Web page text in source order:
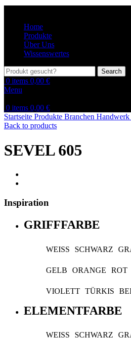
Home
Produkte
Über Uns
Wissenswertes
Search
0 items 0,00 €
Menu
0 items 0,00 €
Startseite Produkte Branchen Handwerk
Back to products
SEVEL 605
Inspiration
GRIFFFARBE
WEISS SCHWARZ
GELB ORANGE ROT
VIOLETT TÜRKIS
ELEMENTFARBE
WEISS SCHWARZ